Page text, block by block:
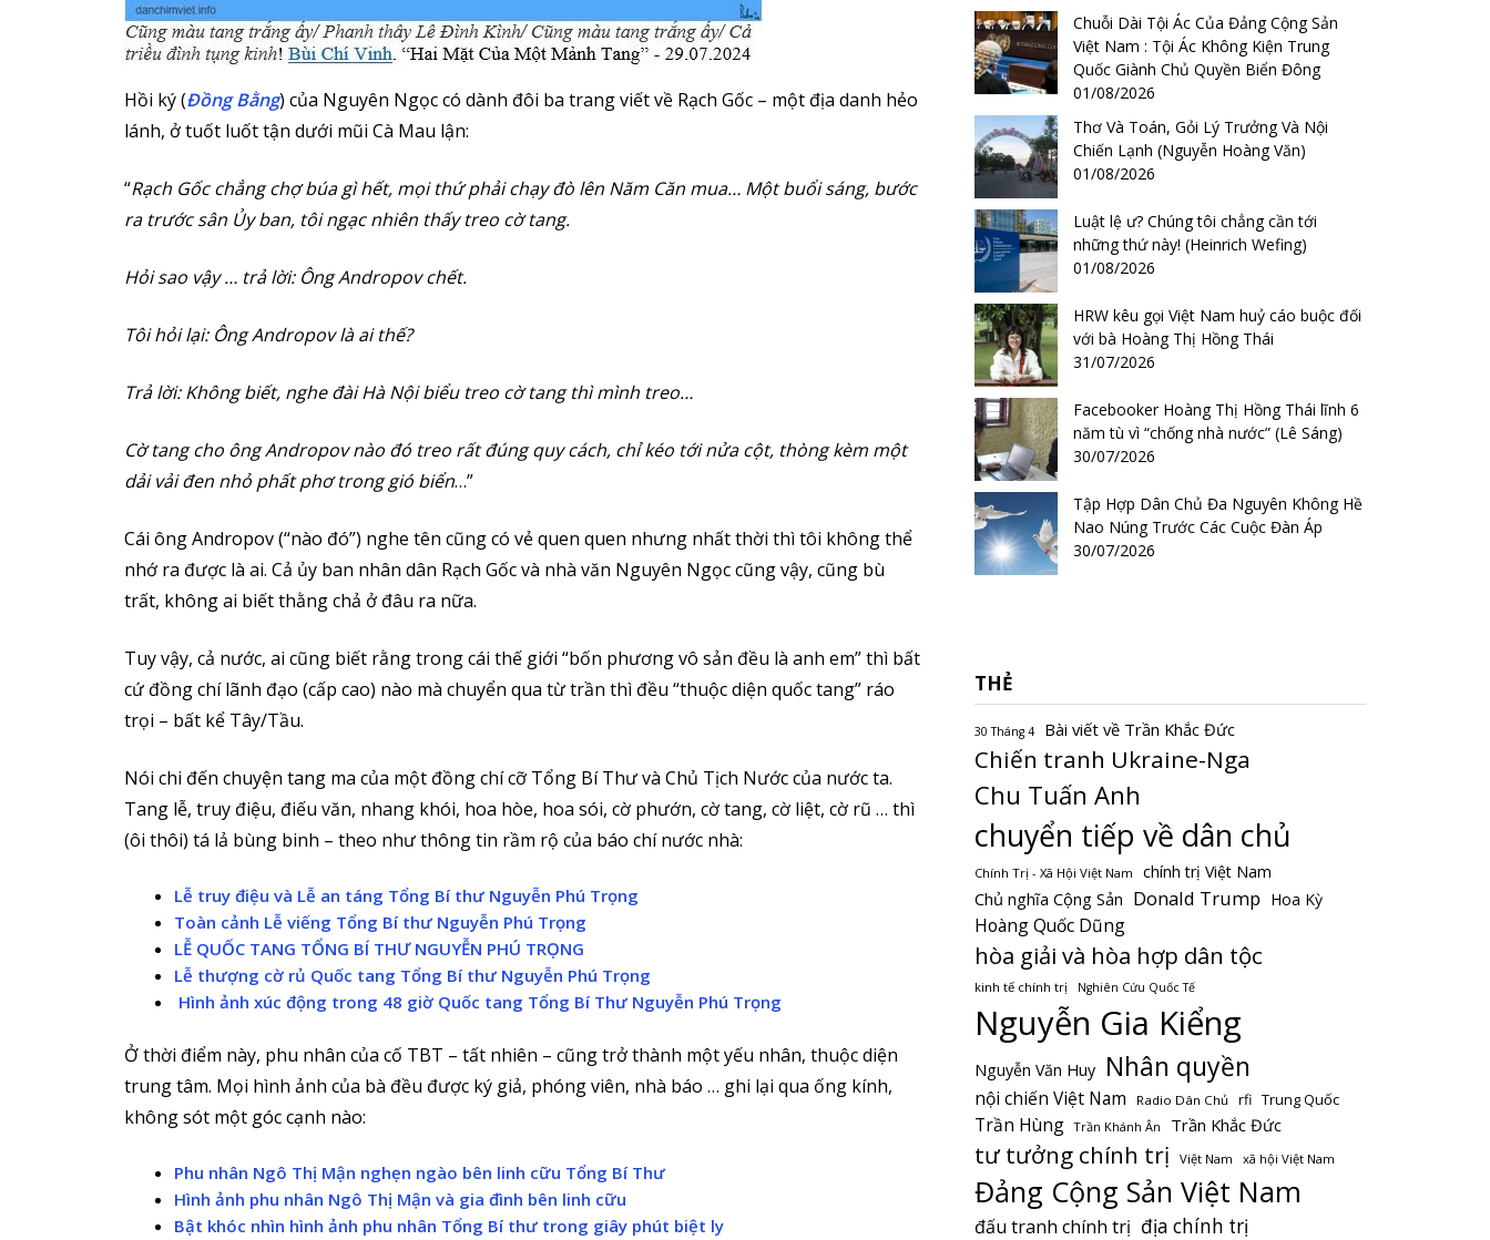
Hồi ký (Đồng Bằng) của Nguyên Ngọc có dành đôi ba trang viết về Rạch Gốc – một địa danh hẻo
lánh, ở tuốt luốt tận dưới mũi Cà Mau lận:
“Rạch Gốc chẳng chợ búa gì hết, mọi thứ phải chạy đò lên Năm Căn mua… Một buổi sáng, bước
ra trước sân Ủy ban, tôi ngạc nhiên thấy treo cờ tang.
Hỏi sao vậy … trả lời: Ông Andropov chết.
Tôi hỏi lại: Ông Andropov là ai thế?
Trả lời: Không biết, nghe đài Hà Nội biểu treo cờ tang thì mình treo…
Cờ tang cho ông Andropov nào đó treo rất đúng quy cách, chỉ kéo tới nửa cột, thòng kèm một
dải vải đen nhỏ phất phơ trong gió biển…”
Cái ông Andropov (“nào đó”) nghe tên cũng có vẻ quen quen nhưng nhất thời thì tôi không thể
nhớ ra được là ai. Cả ủy ban nhân dân Rạch Gốc và nhà văn Nguyên Ngọc cũng vậy, cũng bù
trất, không ai biết thằng chả ở đâu ra nữa.
Tuy vậy, cả nước, ai cũng biết rằng trong cái thế giới “bốn phương vô sản đều là anh em” thì bất
cứ đồng chí lãnh đạo (cấp cao) nào mà chuyển qua từ trần thì đều “thuộc diện quốc tang” ráo
trọi – bất kể Tây/Tầu.
Nói chi đến chuyện tang ma của một đồng chí cỡ Tổng Bí Thư và Chủ Tịch Nước của nước ta.
Tang lễ, truy điệu, điếu văn, nhang khói, hoa hòe, hoa sói, cờ phướn, cờ tang, cờ liệt, cờ rũ … thì
(ôi thôi) tá lả bùng binh – theo như thông tin rầm rộ của báo chí nước nhà:
Lễ truy điệu và Lễ an táng Tổng Bí thư Nguyễn Phú Trọng
Toàn cảnh Lễ viếng Tổng Bí thư Nguyễn Phú Trọng
LỄ QUỐC TANG TỔNG BÍ THƯ NGUYỄN PHÚ TRỌNG
Lễ thượng cờ rủ Quốc tang Tổng Bí thư Nguyễn Phú Trọng
Hình ảnh xúc động trong 48 giờ Quốc tang Tổng Bí Thư Nguyễn Phú Trọng
Ở thời điểm này, phu nhân của cố TBT – tất nhiên – cũng trở thành một yếu nhân, thuộc diện
trung tâm. Mọi hình ảnh của bà đều được ký giả, phóng viên, nhà báo … ghi lại qua ống kính,
không sót một góc cạnh nào:
Phu nhân Ngô Thị Mận nghẹn ngào bên linh cữu Tổng Bí Thư
Hình ảnh phu nhân Ngô Thị Mận và gia đình bên linh cữu
Bật khóc nhìn hình ảnh phu nhân Tổng Bí thư trong giây phút biệt ly
Chuỗi Dài Tội Ác Của Đảng Cộng Sản
Việt Nam : Tội Ác Không Kiện Trung
Quốc Giành Chủ Quyền Biển Đông
01/08/2026
Thơ Và Toán, Gỏi Lý Trưởng Và Nội
Chiến Lạnh (Nguyễn Hoàng Văn)
01/08/2026
Luật lệ ư? Chúng tôi chẳng cần tới
những thứ này! (Heinrich Wefing)
01/08/2026
HRW kêu gọi Việt Nam huỷ cáo buộc đối
với bà Hoàng Thị Hồng Thái
31/07/2026
Facebooker Hoàng Thị Hồng Thái lĩnh 6
năm tù vì “chống nhà nước” (Lê Sáng)
30/07/2026
Tập Hợp Dân Chủ Đa Nguyên Không Hề
Nao Núng Trước Các Cuộc Đàn Áp
30/07/2026
THẺ
30 Tháng 4 Bài viết về Trần Khắc Đức
Chiến tranh Ukraine-Nga
Chu Tuấn Anh
chuyển tiếp về dân chủ
Chính Trị - Xã Hội Việt Nam chính trị Việt Nam
Chủ nghĩa Cộng Sản Donald Trump Hoa Kỳ
Hoàng Quốc Dũng
hòa giải và hòa hợp dân tộc
kinh tế chính trị Nghiên Cứu Quốc Tế
Nguyễn Gia Kiểng
Nguyễn Văn Huy Nhân quyền
nội chiến Việt Nam Radio Dân Chủ rfi Trung Quốc
Trần Hùng Trần Khánh Ân Trần Khắc Đức
tư tưởng chính trị Việt Nam xã hội Việt Nam
Đảng Cộng Sản Việt Nam
đấu tranh chính trị địa chính trị